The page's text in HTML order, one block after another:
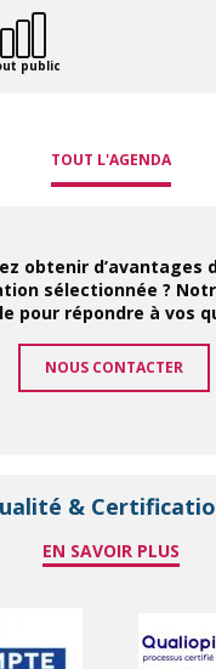
public
TOUT L'AGENDA
obtenir d’avantages
sélectionnée ?
pour répondre à vos
NOUS CONTACTER
&
EN SAVOIR PLUS